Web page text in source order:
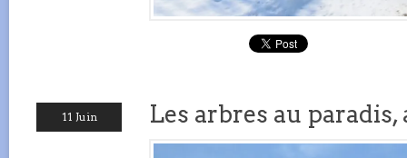
11 Juin Les arbres au